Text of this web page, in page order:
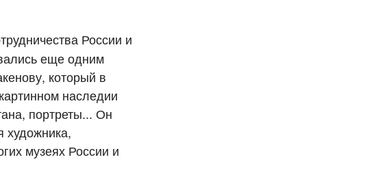
России и
еще одним
который в
наследии
портреты... Он
художника,
музеях России и